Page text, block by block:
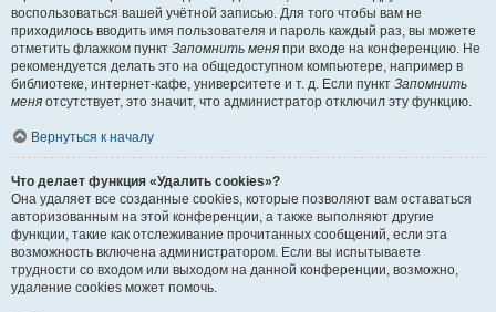
воспользоваться вашей учётной записью. Для того чтобы вам не
приходилось вводить имя пользователя и пароль каждый раз, вы можете
отметить флажком пункт Запомнить меня при входе на конференцию. Не
рекомендуется делать это на общедоступном компьютере, например в
библиотеке, интернет-кафе, университете и т. д. Если пункт Запомнить
меня отсутствует, это значит, что администратор отключил эту функцию.
Вернуться к началу
Что делает функция «Удалить cookies»?
Она удаляет все созданные cookies, которые позволяют вам оставаться
авторизованным на этой конференции, а также выполняют другие
функции, такие как отслеживание прочитанных сообщений, если эта
возможность включена администратором. Если вы испытываете
трудности со входом или выходом на данной конференции, возможно,
удаление cookies может помочь.